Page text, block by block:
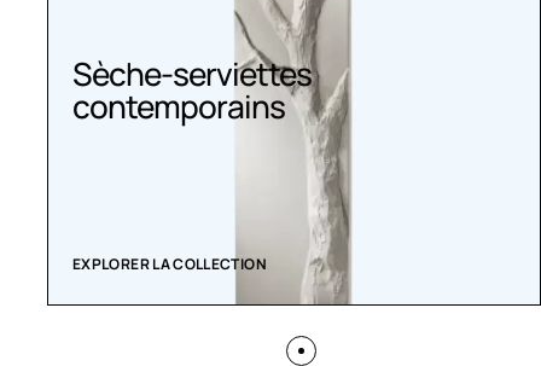
Sèche-serviettes
contemporains
EXPLORER LA COLLECTION